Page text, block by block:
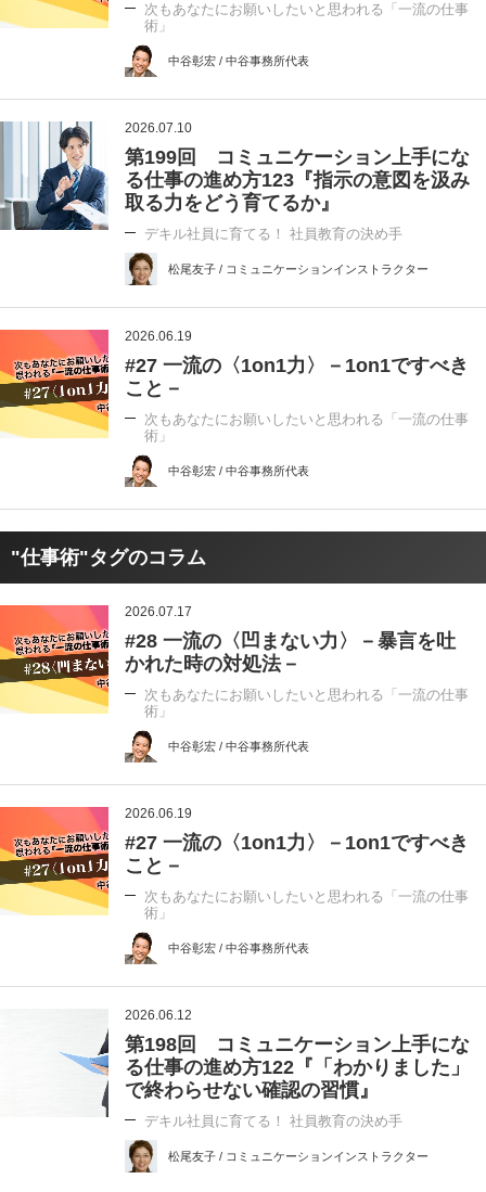
次もあなたにお願いしたいと思われる「一流の仕事
術」
中谷彰宏 / 中谷事務所代表
2026.07.10
第199回 コミュニケーション上手にな
る仕事の進め方123『指示の意図を汲み
取る力をどう育てるか』
デキル社員に育てる！ 社員教育の決め手
松尾友子 / コミュニケーションインストラクター
2026.06.19
#27 一流の〈1on1力〉－1on1ですべき
こと－
次もあなたにお願いしたいと思われる「一流の仕事
術」
中谷彰宏 / 中谷事務所代表
"仕事術"タグのコラム
2026.07.17
#28 一流の〈凹まない力〉－暴言を吐
かれた時の対処法－
次もあなたにお願いしたいと思われる「一流の仕事
術」
中谷彰宏 / 中谷事務所代表
2026.06.19
#27 一流の〈1on1力〉－1on1ですべき
こと－
次もあなたにお願いしたいと思われる「一流の仕事
術」
中谷彰宏 / 中谷事務所代表
2026.06.12
第198回 コミュニケーション上手にな
る仕事の進め方122『「わかりました」
で終わらせない確認の習慣』
デキル社員に育てる！ 社員教育の決め手
松尾友子 / コミュニケーションインストラクター